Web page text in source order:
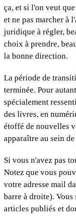
ça, et si l'on veut
et ne pas marcher à
juridique à régler,
choix à prendre,
la bonne direction.
La période de
terminée. Pour
spécialement
des livres, en
étoffé de nouvelles
apparaître au sein
Si vous n'avez pas
Notez que vous
votre adresse mail
barre à droite). Vous
articles publiés et